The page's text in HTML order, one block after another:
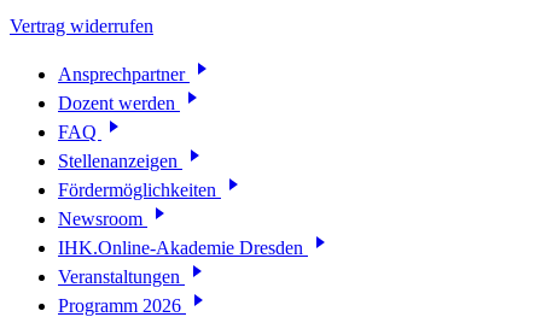
Vertrag widerrufen
Ansprechpartner
Dozent werden
FAQ
Stellenanzeigen
Fördermöglichkeiten
Newsroom
IHK.Online-Akademie Dresden
Veranstaltungen
Programm 2026